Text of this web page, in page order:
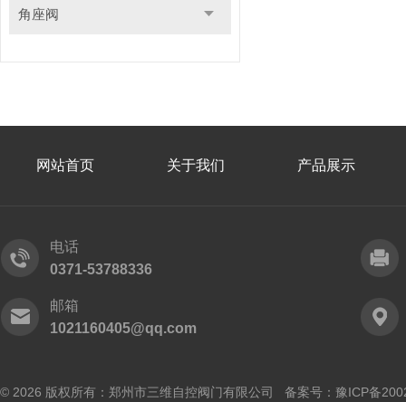
角座阀
网站首页 关于我们 产品展示
电话
0371-53788336
邮箱
1021160405@qq.com
© 2026 版权所有：郑州市三维自控阀门有限公司 备案号： 豫ICP备